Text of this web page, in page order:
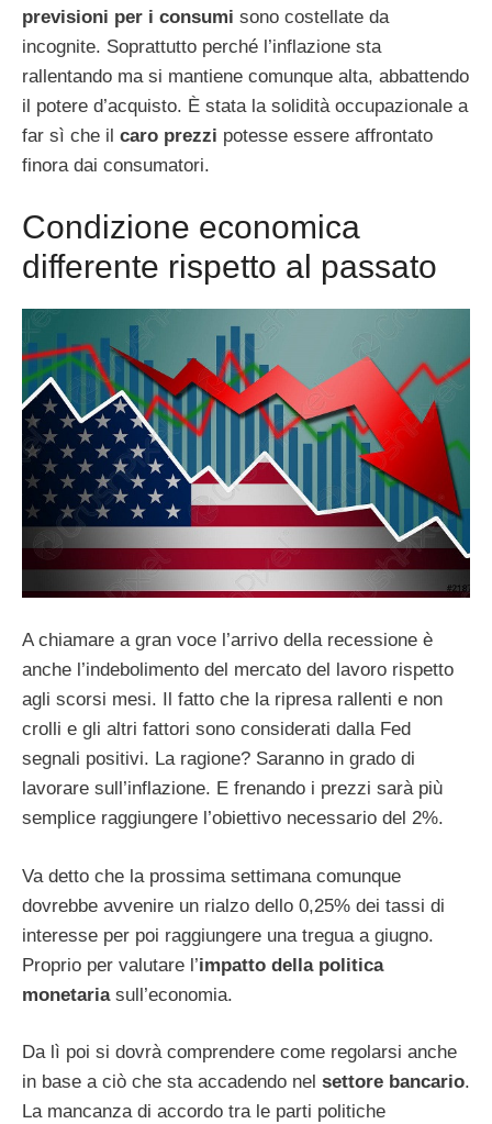
previsioni per i consumi sono costellate da
incognite. Soprattutto perché l’inflazione sta
rallentando ma si mantiene comunque alta, abbattendo
il potere d’acquisto. È stata la solidità occupazionale a
far sì che il caro prezzi potesse essere affrontato
finora dai consumatori.
Condizione economica
differente rispetto al passato
A chiamare a gran voce l’arrivo della recessione è
anche l’indebolimento del mercato del lavoro rispetto
agli scorsi mesi. Il fatto che la ripresa rallenti e non
crolli e gli altri fattori sono considerati dalla Fed
segnali positivi. La ragione? Saranno in grado di
lavorare sull’inflazione. E frenando i prezzi sarà più
semplice raggiungere l’obiettivo necessario del 2%.
Va detto che la prossima settimana comunque
dovrebbe avvenire un rialzo dello 0,25% dei tassi di
interesse per poi raggiungere una tregua a giugno.
Proprio per valutare l’impatto della politica
monetariasull’economia.
Da lì poi si dovrà comprendere come regolarsi anche
in base a ciò che sta accadendo nel settore bancario.
La mancanza di accordo tra le parti politiche